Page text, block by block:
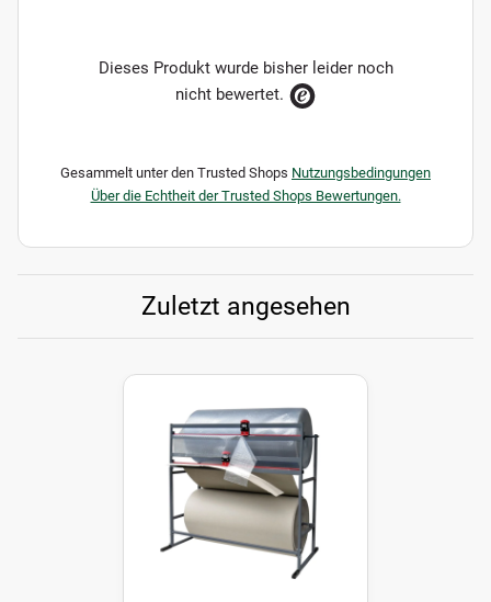
Dieses Produkt wurde bisher leider noch
nicht bewertet.
Gesammelt unter den Trusted Shops Nutzungsbedingungen
Über die Echtheit der Trusted Shops Bewertungen.
Zuletzt angesehen